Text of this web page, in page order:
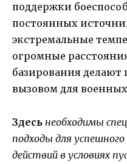
поддержки
постоянных
экстремальные
огромные
базирования
вызовом для военных
Здесь необходимы
подходы для
действий в условиях